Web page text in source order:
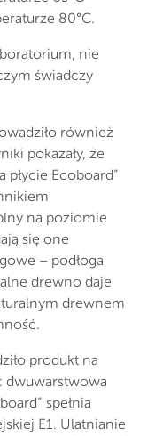
80°C.
nie
świadczy
również
pokazały, że
Ecoboard”
na poziomie
się one
– podłoga
drewno daje
drewnem
produkt na
dwuwarstwowa
spełnia
E1. Ulatnianie